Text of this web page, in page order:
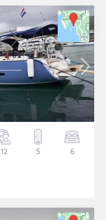
12 5 6